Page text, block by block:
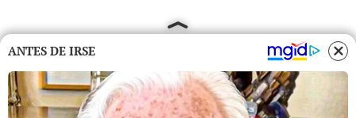
ANTES DE IRSE